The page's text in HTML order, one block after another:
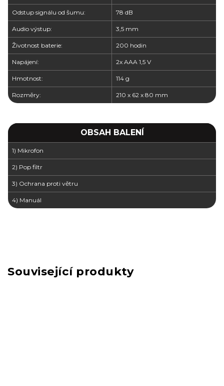
Odstup signálu od šumu: 78 dB
Audio výstup: 3,5 mm
Životnost baterie: 200 hodin
Napájení: 2x AAA 1,5 V
Hmotnost: 114 g
Rozměry: 210 x 62 x 80 mm
OBSAH BALENÍ
1) Mikrofon
2) Pop filtr
3) Ochrana proti větru
4) Manuál
Související produkty